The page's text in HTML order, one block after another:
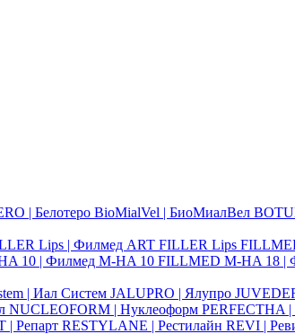
| Белотеро BioMialVel | БиоМиалВел
Lips | Филмед ART FILLER Lips
10 | Филмед M-HA 10 FILLMED M-HA 18 |
| Иал Систем JALUPRO | Ялупро
NUCLEOFORM | Нуклеоформ PERFECTHA |
| Репарт RESTYLANE | Рестилайн REVI |